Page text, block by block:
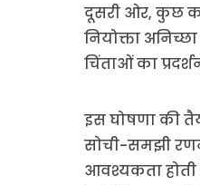
दूसरी ओर, कुछ
नियोक्ता
चिंताओं का
इस घोषणा की
सोची-समझी
आवश्यकता